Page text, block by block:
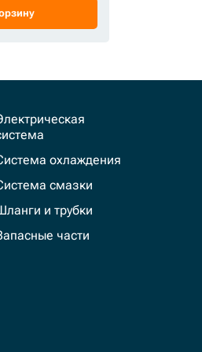
охлаждения
смазки
и трубки
части